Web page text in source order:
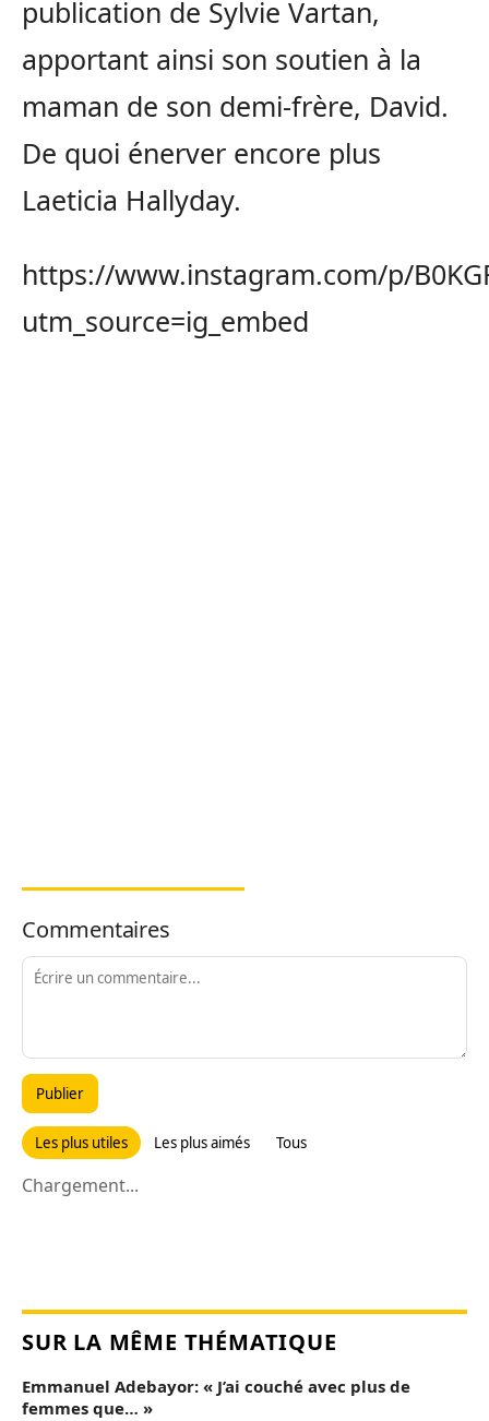
publication de Sylvie Vartan,
apportant ainsi son soutien à la
maman de son demi-frère, David.
De quoi énerver encore plus
Laeticia Hallyday.
https://www.instagram.com/p/
utm_source=ig_embed
Commentaires
Publier
Les plus utiles Les plus aimés Tous
Chargement...
SUR LA MÊME THÉMATIQUE
Emmanuel Adebayor: « J’ai couché avec plus de
femmes que… »